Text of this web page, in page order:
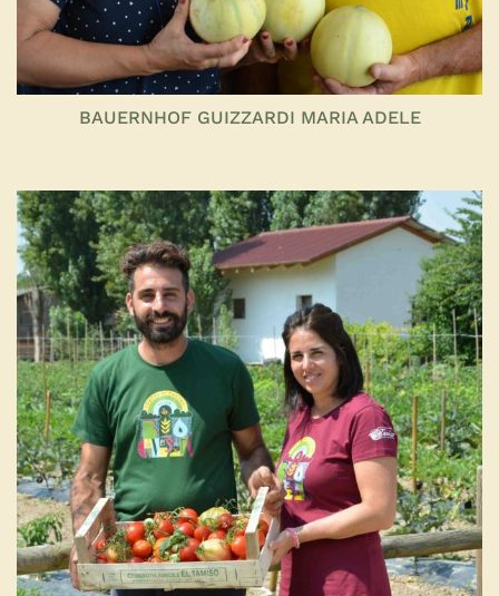
BAUERNHOF GUIZZARDI MARIA ADELE